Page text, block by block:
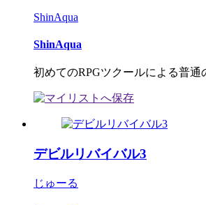
ShinAqua
ShinAqua
初めてのRPGツクールによる普通
デビルリバイバル3
じゅーる